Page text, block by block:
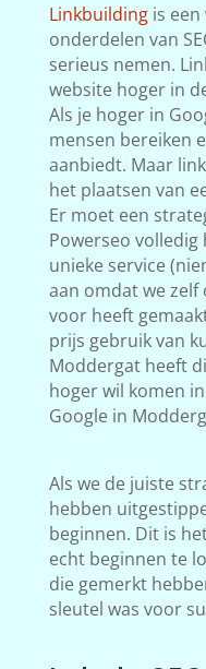
Linkbuildingis een
onderdelen van
serieus nemen.
website hoger in
Als je hoger in
mensen bereiken
aanbiedt. Maar
het plaatsen van
Er moet een
Powerseo
unieke service
aan omdat we
voor heeft
prijs gebruik van
Moddergat heeft
hoger wil komen
Google in
Als we de juiste
hebben
beginnen. Dit is
echt beginnen te
die gemerkt
sleutel was voor